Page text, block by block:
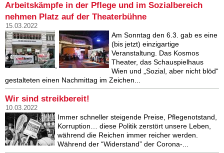
Arbeitskämpfe in der Pflege und im Sozialbereich
nehmen Platz auf der Theaterbühne
15.03.2022
Am Sonntag den 6.3. gab es eine
(bis jetzt) einzigartige
Veranstaltung. Das Kosmos
Theater, das Schauspielhaus
Wien und „Sozial, aber nicht blöd“
gestalteten einen Nachmittag im Zeichen...
Wir sind streikbereit!
10.03.2022
Immer schneller steigende Preise, Pflegenotstand,
Korruption… diese Politik zerstört unsere Leben,
während die Reichen immer reicher werden.
Während der “Widerstand” der Corona-...